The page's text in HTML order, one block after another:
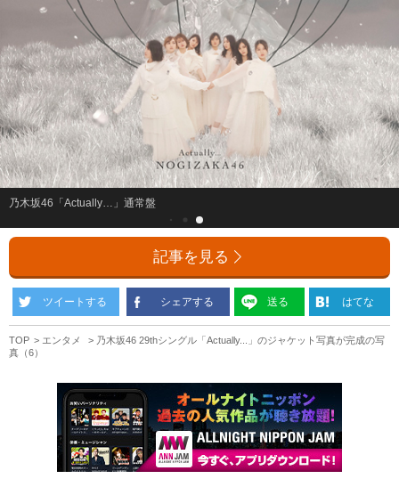
乃木坂46「Actually…」通常盤
記事を見る
ツイートする シェアする 送る はてな
TOP エンタメ
乃木坂46 29thシングル「Actually...」のジャケット写真が完成の写
真（6）